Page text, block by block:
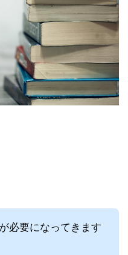
必要になってきます